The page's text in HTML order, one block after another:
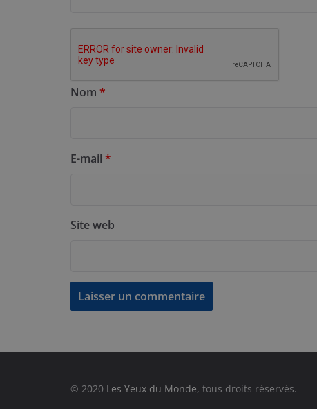
Nom *
E-mail *
Site web
© 2020 Les Yeux du Monde, tous droits réservés.